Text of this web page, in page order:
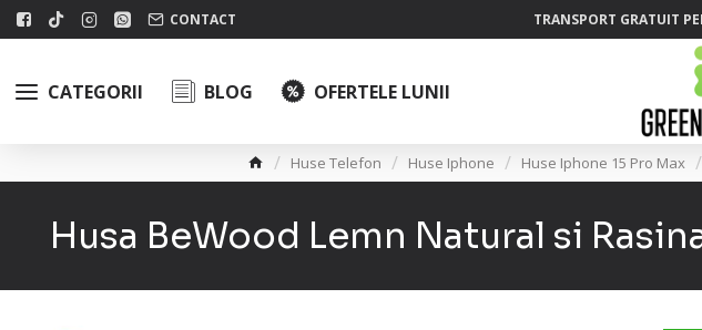
CONTACT TRANSPORT GRATUIT
CATEGORII BLOG OFERTELE LUNII
Huse Telefon Huse Iphone Huse Iphone 15 Pro Max
Husa BeWood Lemn Natural si